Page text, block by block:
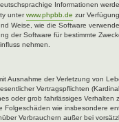
Informationen
unterwww.phpbb.de zur
Weise, wie die Software
der Software für bestimmte
nehmen.
Ausnahme der Verletzung von
Vertragspflichten
oder grob fahrlässiges Verhalten
Folgeschäden wie insbesondere
Verbrauchern außer bei